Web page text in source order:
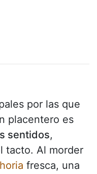
por las que
placentero es
sentidos,
tacto. Al morder
fresca, una